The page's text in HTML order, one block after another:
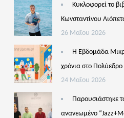
Κυκλοφορεί το
Κωνσταντίνου
26 Μαΐου 2026
Η Εβδομάδα
χρόνια στο
24 Μαΐου 2026
Παρουσιάστηκε
ανανεωμένο